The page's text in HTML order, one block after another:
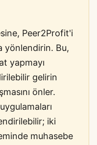
Peer2Profit'i
yönlendirin. Bu,
yapmayı
gelirin
önler.
iki
muhasebe